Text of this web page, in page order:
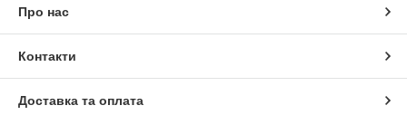
Про нас
Контакти
Доставка та оплата